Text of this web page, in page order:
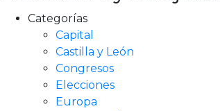
Categorías
Capital
Castilla y León
Congresos
Elecciones
Europa